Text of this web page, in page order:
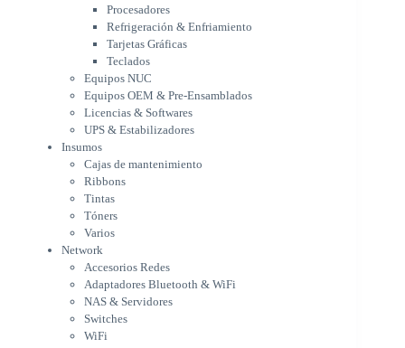
Equipos OEM & Pre-Ensamblados
Licencias & Softwares
UPS & Estabilizadores
Insumos
Cajas de mantenimiento
Ribbons
Tintas
Tóners
Varios
Network
Accesorios Redes
Adaptadores Bluetooth & WiFi
NAS & Servidores
Switches
WiFi
Notebooks & Portátiles
Cargador para notebook
Cooling Pad
PDV
Procesadores
Refrigeración & Enfriamiento
Tarjetas Gráficas
Teclados
Equipos NUC
Equipos OEM & Pre-Ensamblados
Licencias & Softwares
UPS & Estabilizadores
Insumos
Cajas de mantenimiento
Ribbons
Tintas
Tóners
Varios
Network
Accesorios Redes
Adaptadores Bluetooth & WiFi
NAS & Servidores
Switches
WiFi